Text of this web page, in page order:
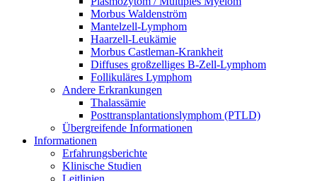
Morbus Waldenström
Mantelzell-Lymphom
Haarzell-Leukämie
Morbus Castleman-Krankheit
Diffuses großzelliges B-Zell-Lymphom
Follikuläres Lymphom
Andere Erkrankungen
Thalassämie
Posttransplantationslymphom (PTLD)
Übergreifende Informationen
Informationen
Erfahrungsberichte
Klinische Studien
Leitlinien